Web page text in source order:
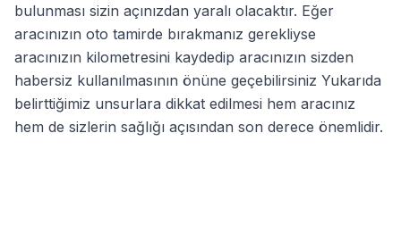
bulunması sizin açınızdan yaralı olacaktır. Eğer
aracınızın oto tamirde bırakmanız gerekliyse
aracınızın kilometresini kaydedip aracınızın sizden
habersiz kullanılmasının önüne geçebilirsiniz Yukarıda
belirttiğimiz unsurlara dikkat edilmesi hem aracınız
hem de sizlerin sağlığı açısından son derece önemlidir.